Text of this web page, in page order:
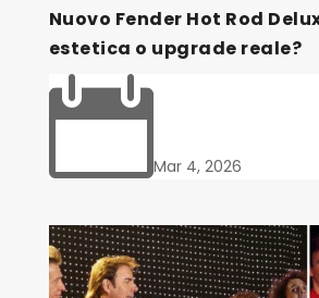
Nuovo Fender Hot Rod
estetica o upgrade reale?
Mar 4, 2026